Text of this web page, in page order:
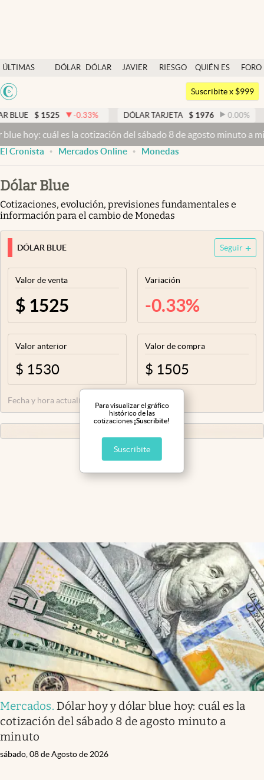
ÚLTIMAS
NOTICIAS
DÓLAR
DÓLAR
JAVIER
RIESGO
QUIÉN ES
QUIÉN
FORO
Argentina
México
Dólar
Economía y Política
Finanzas y Mercados
Negocios
Columnistas
Apertura
Infotechnology
Clima
Mundial 2026
El Cronista Studio
Mediakit
abre en nueva pestaña
Argentina
Suscribite x $999
-0.33 % DÓLAR TARJETA $ 1976 0.00% DÓLAR
es la cotización del sábado 8 de agosto minuto a minutoDólar
El Cronista Mercados Online Monedas
Dólar Blue
Cotizaciones, evolución, previsiones fundamentales e
información para el cambio de Monedas
DÓLAR BLUE Seguir
Valor de venta
$ 1525
Variación
-0.33%
Valor anterior
$ 1530
Valor de compra
$ 1505
Fecha y hora actualización:Para visualizar el gráfico
histórico de las
cotizaciones ¡Suscribite!
Suscribite
Mercados. Dólar hoy y dólar blue hoy: cuál es la
cotización del sábado 8 de agosto minuto a
minuto
sábado, 08 de Agosto de 2026